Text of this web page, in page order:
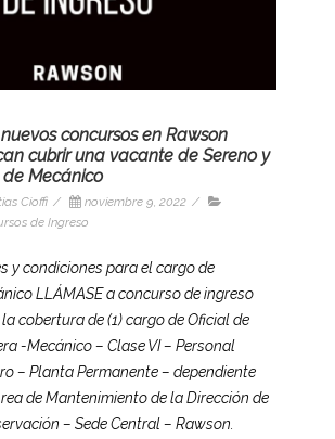
concursos en Rawson
cubrir una vacante de Sereno y
Mecánico
Cioffi / noviembre 9, 2022 /
de Ingreso
y condiciones para el cargo de
LLÁMASE a concurso de ingreso
cobertura de (1) cargo de Oficial de
-Mecánico – Clase VI – Personal
– Planta Permanente – dependiente
de Mantenimiento de la Dirección de
– Sede Central – Rawson.